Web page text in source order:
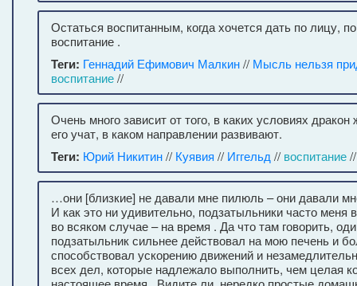
Остаться воспитанным, когда хочется дать по лицу,
воспитание .
Теги: Геннадий Ефимович Малкин// Мысль нельзя
воспитание//
Очень много зависит от того, в каких условиях дракон
его учат, в каком направлении развивают.
Теги: Юрий Никитин// Куявия // Иггельд // воспитание//
…они [близкие] не давали мне пилюль – они давали
И как это ни удивительно, подзатыльники часто меня
во всяком случае – на время . Да что там говорить,
подзатыльник сильнее действовал на мою печень и
способствовал ускорению движений и
всех дел, которые надлежало выполнить, чем целая